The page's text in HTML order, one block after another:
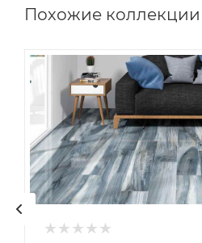
Похожие коллекции